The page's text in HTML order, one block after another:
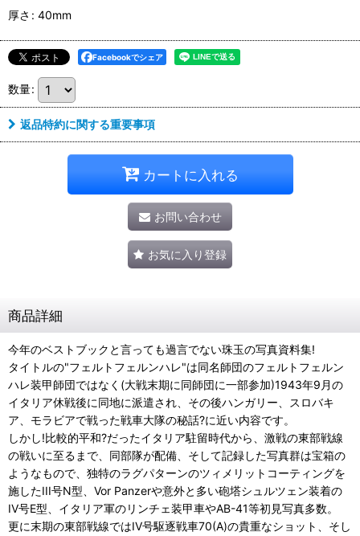
厚さ : 40mm
Facebookでシェア
数量:
返品特約に関する重要事項
カートに入れる
お問い合わせ
お気に入り登録
商品詳細
今年のベストブックと言っても過言でない珠玉の写真資料集!
タイトルの"フェルトフェルンハレ"は同名師団のフェルトフェルン
ハレ装甲師団ではなく(大戦末期に同師団に一部参加)1943年9月の
イタリア休戦後に同地に派遣され、その後ハンガリー、スロバキ
ア、モラビアで戦った戦車大隊の秘話?に近い内容です。
しかし!比較的平和?だったイタリア駐留時代から、激戦の東部戦線
の戦いに至るまで、同部隊が配備、そして記録した写真群は宝箱の
ようなもので、独特のラグパターンのツィメリットコーティングを
施したIII号N型、Vor Panzerや意外と多い砲塔シュルツェン装着の
IV号E型、イタリア軍のリンチェ装甲車やAB-41等初見写真多数。
更に末期の東部戦線ではIV号駆逐戦車70(A)の貴重なショット、そし